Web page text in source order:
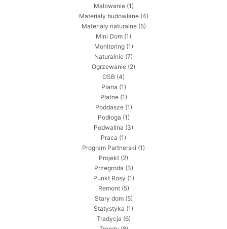
Malowanie(1)
Materiały budowlane(4)
Materiały naturalne(5)
Mini Dom (1)
Monitoring(1)
Naturalnie (7)
Ogrzewanie (2)
OSB (4)
Piana (1)
Płatne(1)
Poddasze(1)
Podłoga (1)
Podwalina (3)
Praca (1)
Program Partnerski (1)
Projekt (2)
Przegroda (3)
Punkt Rosy (1)
Remont(5)
Stary dom(5)
Statystyka (1)
Tradycja (6)